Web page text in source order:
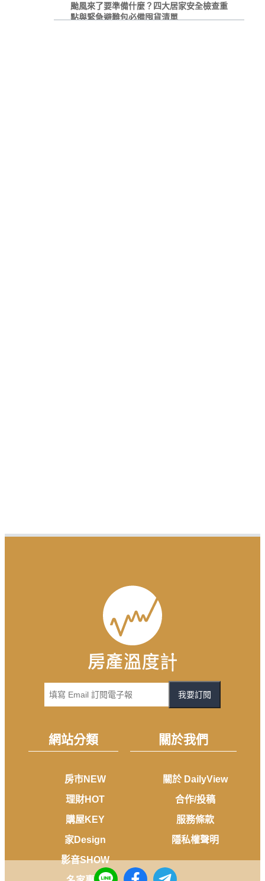
颱風來了要準備什麼？四大居家安全檢查重
點與緊急避難包必備囤貨清單
我要訂閱
網站分類
房市NEW
理財HOT
購屋KEY
家Design
影音SHOW
關於我們
關於 DailyView
合作/投稿
服務條款
隱私權聲明